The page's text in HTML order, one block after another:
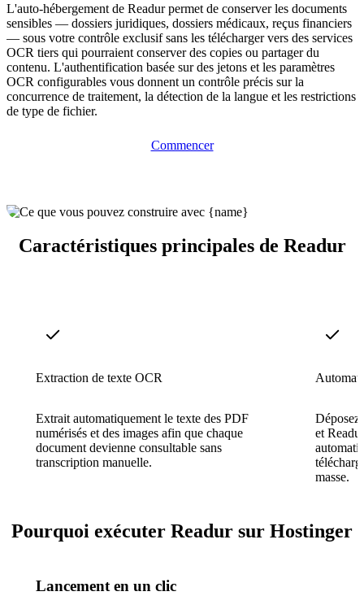
L'auto-hébergement de Readur permet de conserver les documents
sensibles — dossiers juridiques, dossiers médicaux, reçus financiers
— sous votre contrôle exclusif sans les télécharger vers des services
OCR tiers qui pourraient conserver des copies ou partager du
contenu. L'authentification basée sur des jetons et les paramètres
OCR configurables vous donnent un contrôle précis sur la
concurrence de traitement, la détection de la langue et les restrictions
de type de fichier.
Commencer
Caractéristiques principales de Readur
Extraction de texte OCR
Extrait automatiquement le texte des PDF
numérisés et des images afin que chaque
document devienne consultable sans
transcription manuelle.
Déposez
et
masse.
Pourquoi exécuter Readur sur Hostinger
Lancement en un clic